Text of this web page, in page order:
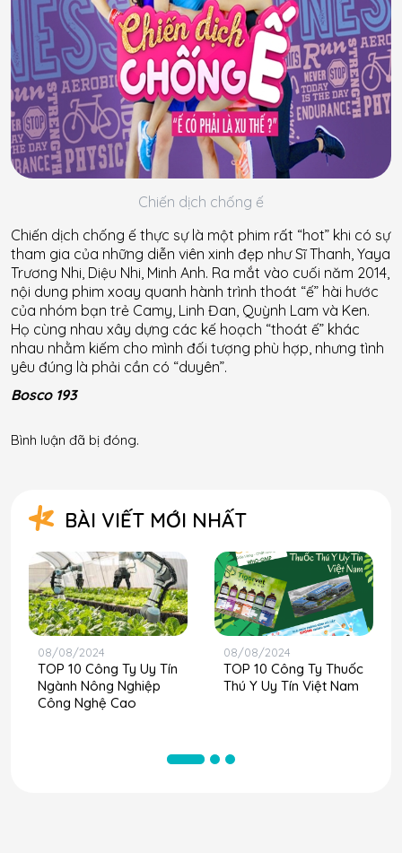
Chiến dịch chống ế
Chiến dịch chống ế thực sự là một phim rất “hot” khi có sự
tham gia của những diễn viên xinh đẹp như Sĩ Thanh, Yaya
Trương Nhi, Diệu Nhi, Minh Anh. Ra mắt vào cuối năm 2014,
nội dung phim xoay quanh hành trình thoát “ế” hài hước
của nhóm bạn trẻ Camy, Linh Đan, Quỳnh Lam và Ken.
Họ cùng nhau xây dựng các kế hoạch “thoát ế” khác
nhau nhằm kiếm cho mình đối tượng phù hợp, nhưng tình
yêu đúng là phải cần có “duyên”.
Bosco 193
Bình luận đã bị đóng.
BÀI VIẾT MỚI NHẤT
08/08/2024
TOP 10 Công Ty Uy Tín
Ngành Nông Nghiệp
Công Nghệ Cao
08/08/2024
TOP 10 Công Ty Thuốc
Thú Y Uy Tín Việt Nam